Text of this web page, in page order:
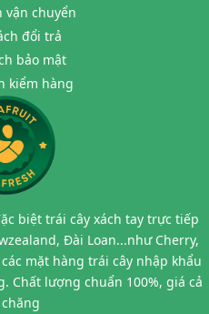
vận chuyển
đổi trả
bảo mật
kiểm hàng
biệt trái cây xách tay trực tiếp
Đài Loan...như Cherry,
mặt hàng trái cây nhập khẩu
Chất lượng chuẩn 100%, giá cả